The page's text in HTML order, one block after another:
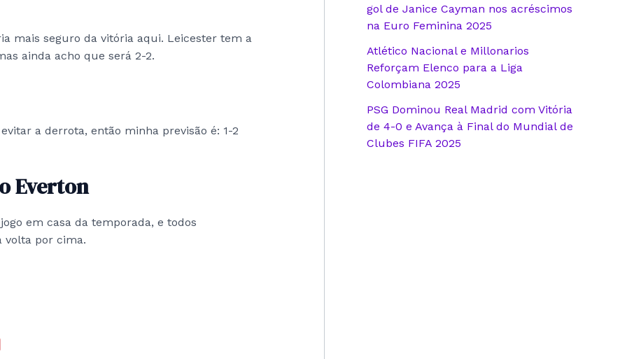
mais seguro da vitória aqui. Leicester tem a
ainda acho que será 2-2.
a derrota, então minha previsão é: 1-2
Everton
em casa da temporada, e todos
volta por cima.
gol de Janice Cayman nos acréscimos
na Euro Feminina 2025
Atlético Nacional e Millonarios
Reforçam Elenco para a Liga
Colombiana 2025
PSG Dominou Real Madrid com Vitória
de 4-0 e Avança à Final do Mundial de
Clubes FIFA 2025